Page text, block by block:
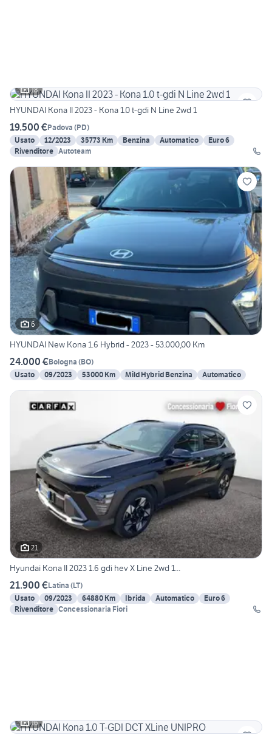
18
HYUNDAI Kona II 2023 - Kona 1.0 t-gdi N Line 2wd 1
19.500 €Padova (PD)
Usato
12/2023 35773 Km Benzina Automatico
Euro 6
Rivenditore Autoteam
6
HYUNDAI New Kona 1.6 Hybrid - 2023 - 53.000,00 Km
24.000 €Bologna (BO)
Usato
09/2023 53000 Km Mild Hybrid Benzina Automatico
21
Hyundai Kona II 2023 1.6 gdi hev X Line 2wd 1...
21.900 €Latina (LT)
Usato
09/2023 64880 Km Ibrida Automatico
Euro 6
Rivenditore Concessionaria Fiori
16